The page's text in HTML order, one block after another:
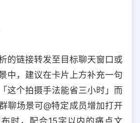
的链接转发至目标聊天窗口或
中，建议在卡片上方补充一句
这个拍摄手法能省三小时」而
聊场景可@特定成员增加打开
时，配合15字以内的痛点文